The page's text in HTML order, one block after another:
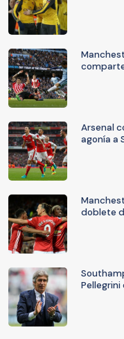
Arsenal
agonía a
doblete
Pellegrini